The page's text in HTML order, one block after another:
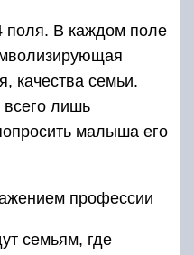
поля. В каждом поле
качества семьи.
лишь
малыша его
профессии
семьям, где